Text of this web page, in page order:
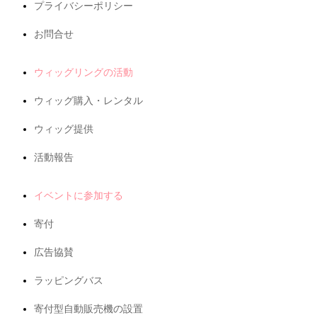
プライバシーポリシー
お問合せ
ウィッグリングの活動
ウィッグ購入・レンタル
ウィッグ提供
活動報告
イベントに参加する
寄付
広告協賛
ラッピングバス
寄付型自動販売機の設置